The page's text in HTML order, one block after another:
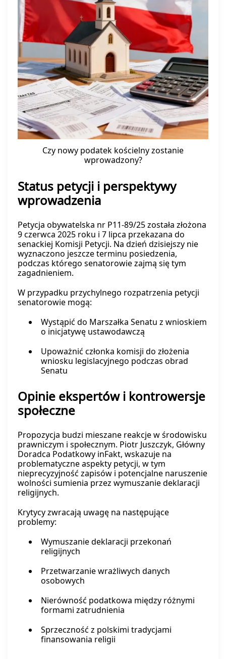
Czy nowy podatek kościelny zostanie
wprowadzony?
Status petycji i perspektywy
wprowadzenia
Petycja obywatelska nr P11-89/25 została złożona
9 czerwca 2025 roku i 7 lipca przekazana do
senackiej Komisji Petycji. Na dzień dzisiejszy nie
wyznaczono jeszcze terminu posiedzenia,
podczas którego senatorowie zajmą się tym
zagadnieniem.
W przypadku przychylnego rozpatrzenia petycji
senatorowie mogą:
Wystąpić do Marszałka Senatu z wnioskiem
o inicjatywę ustawodawczą
Upoważnić członka komisji do złożenia
wniosku legislacyjnego podczas obrad
Senatu
Opinie ekspertów i kontrowersje
społeczne
Propozycja budzi mieszane reakcje w środowisku
prawniczym i społecznym. Piotr Juszczyk, Główny
Doradca Podatkowy inFakt, wskazuje na
problematyczne aspekty petycji, w tym
nieprecyzyjność zapisów i potencjalne naruszenie
wolności sumienia przez wymuszanie deklaracji
religijnych.
Krytycy zwracają uwagę na następujące
problemy:
Wymuszanie deklaracji przekonań
religijnych
Przetwarzanie wrażliwych danych
osobowych
Nierówność podatkowa między różnymi
formami zatrudnienia
Sprzeczność z polskimi tradycjami
finansowania religii